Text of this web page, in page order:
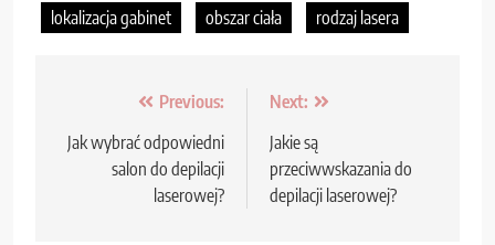
lokalizacja gabinet
obszar ciała rodzaj lasera
Nawigacja
wpisu
Previous:
Jak wybrać odpowiedni
salon do depilacji
laserowej?
Next:
Jakie są
przeciwwskazania do
depilacji laserowej?